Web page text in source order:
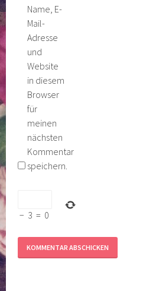
Name, E-
Mail-
Adresse
und
Website
in diesem
Browser
für
meinen
nächsten
Kommentar
speichern.
− 3 = 0